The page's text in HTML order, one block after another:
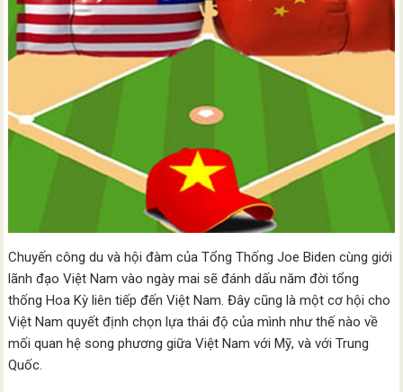
Chuyến công du và hội đàm của Tổng Thống Joe Biden cùng giới
lãnh đạo Việt Nam vào ngày mai sẽ đánh dấu năm đời tổng
thống Hoa Kỳ liên tiếp đến Việt Nam. Đây cũng là một cơ hội cho
Việt Nam quyết định chọn lựa thái độ của mình như thế nào về
mối quan hệ song phương giữa Việt Nam với Mỹ, và với Trung
Quốc.